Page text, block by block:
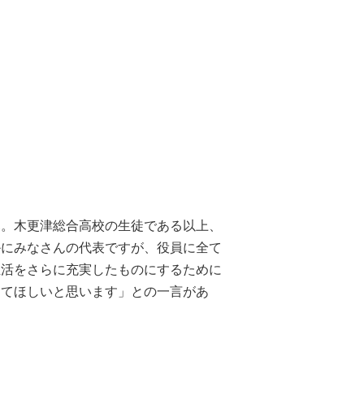
木更津総合高校の生徒である以上、
みなさんの代表ですが、役員に全て
をさらに充実したものにするために
ほしいと思います」との一言があ